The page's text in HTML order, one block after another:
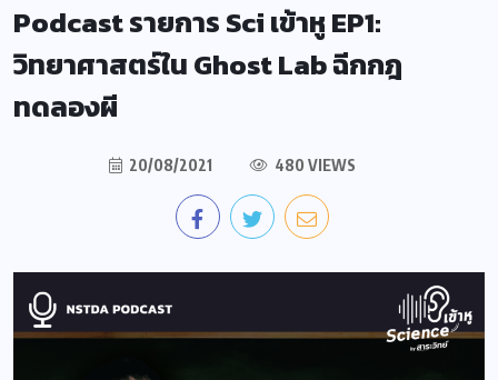
Podcast รายการ Sci เข้าหู EP1:
วิทยาศาสตร์ใน Ghost Lab ฉีกกฎ
ทดลองผี
20/08/2021 480 VIEWS